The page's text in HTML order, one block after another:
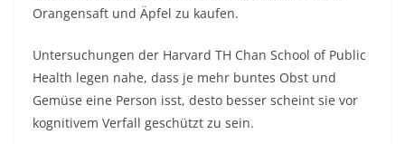
Orangensaft und Äpfel zu kaufen.
Untersuchungen der Harvard TH Chan School of Public
Health legen nahe, dass je mehr buntes Obst und
Gemüse eine Person isst, desto besser scheint sie vor
kognitivem Verfall geschützt zu sein.